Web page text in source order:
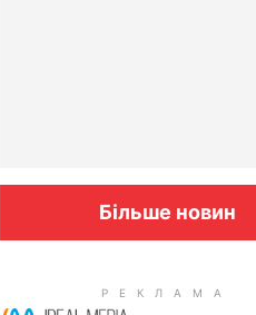
Більше новин